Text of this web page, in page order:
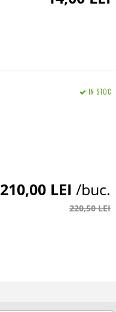
IN STOC
210,00 LEI /buc.
220,50 LEI